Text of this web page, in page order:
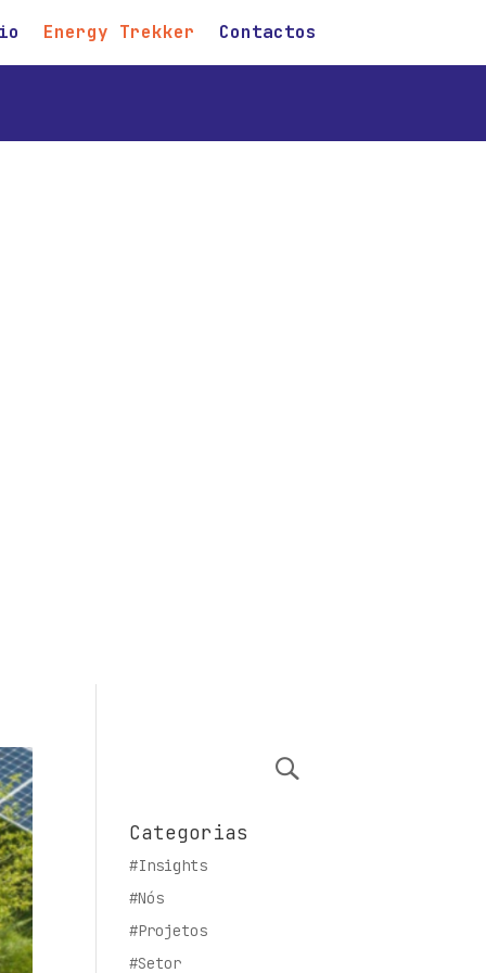
Energy Trekker Contactos
Categorias
#Insights
#Nós
#Projetos
#Setor